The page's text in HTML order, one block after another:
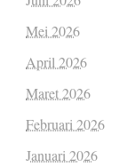
Mei 2026
April 2026
Maret 2026
Februari 2026
Januari 2026